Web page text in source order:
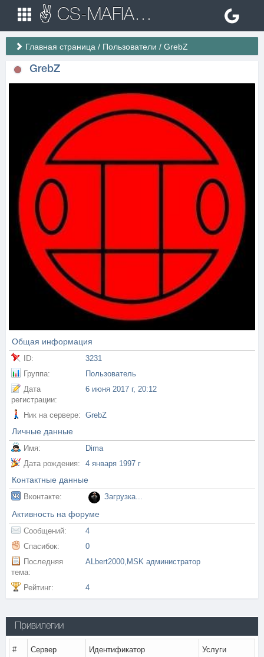
✌ CS-MAFIA.RU ✌ Игровые сервера Counter Strike 1.6
Главная страница / Пользователи / GrebZ
GrebZ
Общая информация
ID:
3231
Группа:
Пользователь
Дата
регистрации:
6 июня 2017 г, 20:12
Ник на сервере: GrebZ
Личные данные
Имя:
Dima
Дата рождения:
4 января 1997 г
Контактные данные
Вконтакте: Загрузка...
Активность на форуме
Сообщений:
4
Спасибок:
0
Последняя
тема:
ALbert2000,MSK администратор
Рейтинг: 4
Привилегии
# Сервер Идентификатор Услуги